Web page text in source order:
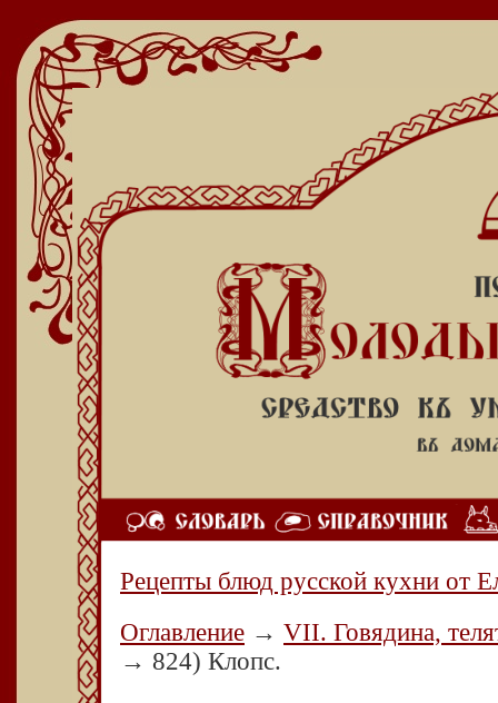
Рецепты блюд русской кухни от
Оглавление → VII. Говядина,
→ 824) Клопс.